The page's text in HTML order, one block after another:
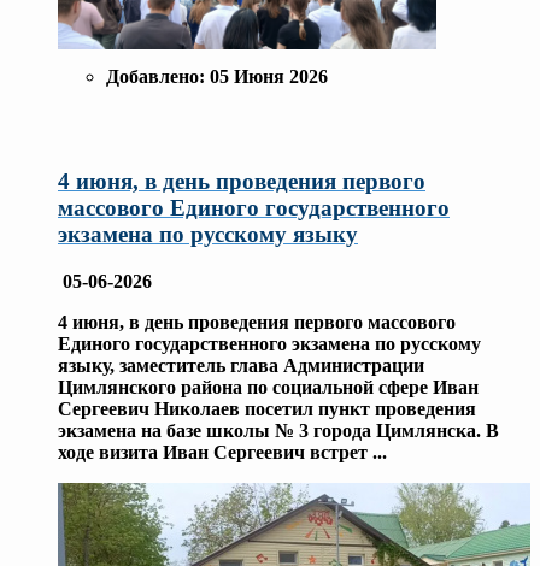
Добавлено: 05 Июня 2026
4 июня, в день проведения первого
массового Единого государственного
экзамена по русскому языку
05-06-2026
4 июня, в день проведения первого массового
Единого государственного экзамена по русскому
языку, заместитель глава Администрации
Цимлянского района по социальной сфере Иван
Сергеевич Николаев посетил пункт проведения
экзамена на базе школы № 3 города Цимлянска. В
ходе визита Иван Сергеевич встрет ...